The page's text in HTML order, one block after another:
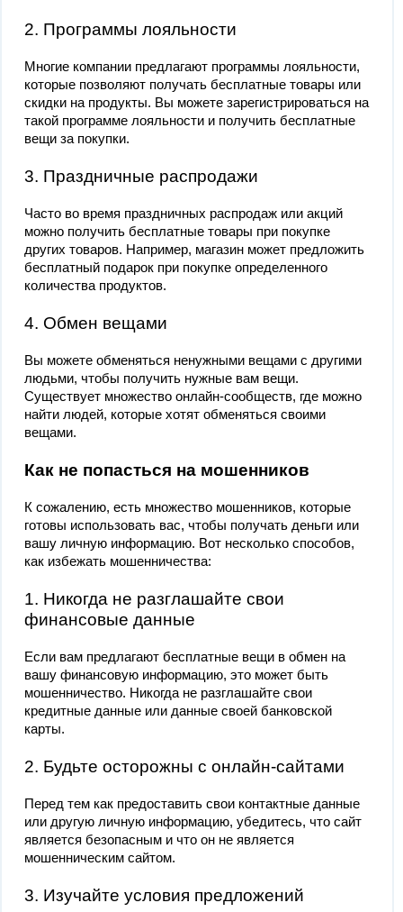
2. Программы лояльности
Многие компании предлагают программы лояльности,
которые позволяют получать бесплатные товары или
скидки на продукты. Вы можете зарегистрироваться на
такой программе лояльности и получить бесплатные
вещи за покупки.
3. Праздничные распродажи
Часто во время праздничных распродаж или акций
можно получить бесплатные товары при покупке
других товаров. Например, магазин может предложить
бесплатный подарок при покупке определенного
количества продуктов.
4. Обмен вещами
Вы можете обменяться ненужными вещами с другими
людьми, чтобы получить нужные вам вещи.
Существует множество онлайн-сообществ, где можно
найти людей, которые хотят обменяться своими
вещами.
Как не попасться на мошенников
К сожалению, есть множество мошенников, которые
готовы использовать вас, чтобы получать деньги или
вашу личную информацию. Вот несколько способов,
как избежать мошенничества:
1. Никогда не разглашайте свои
финансовые данные
Если вам предлагают бесплатные вещи в обмен на
вашу финансовую информацию, это может быть
мошенничество. Никогда не разглашайте свои
кредитные данные или данные своей банковской
карты.
2. Будьте осторожны с онлайн-сайтами
Перед тем как предоставить свои контактные данные
или другую личную информацию, убедитесь, что сайт
является безопасным и что он не является
мошенническим сайтом.
3. Изучайте условия предложений